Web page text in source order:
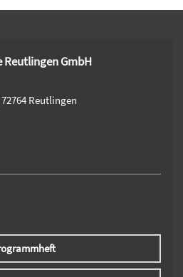
Reutlingen GmbH
Reutlingen